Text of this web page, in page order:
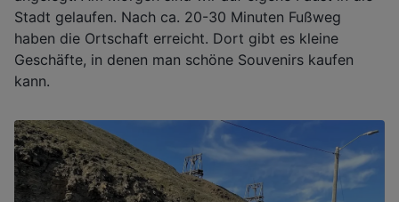
Stadt gelaufen. Nach ca. 20-30 Minuten Fußweg
haben die Ortschaft erreicht. Dort gibt es kleine
Geschäfte, in denen man schöne Souvenirs kaufen
kann.